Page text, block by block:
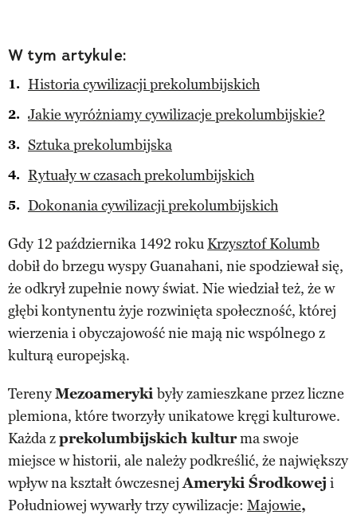
W tym artykule:
Historia cywilizacji prekolumbijskich
Jakie wyróżniamy cywilizacje prekolumbijskie?
Sztuka prekolumbijska
Rytuały w czasach prekolumbijskich
Dokonania cywilizacji prekolumbijskich
Gdy 12 października 1492 roku Krzysztof Kolumb
dobił do brzegu wyspy Guanahani, nie spodziewał się,
że odkrył zupełnie nowy świat. Nie wiedział też, że w
głębi kontynentu żyje rozwinięta społeczność, której
wierzenia i obyczajowość nie mają nic wspólnego z
kulturą europejską.
TerenyMezoameryki były zamieszkane przez liczne
plemiona, które tworzyły unikatowe kręgi kulturowe.
Każda zprekolumbijskich kulturma swoje
miejsce w historii, ale należy podkreślić, że największy
wpływ na kształt ówczesnejAmeryki Środkowej i
Południowej wywarły trzy cywilizacje: Majowie,